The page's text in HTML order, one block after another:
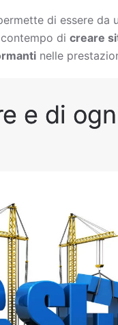
di essere da
di creare
nelle
e di